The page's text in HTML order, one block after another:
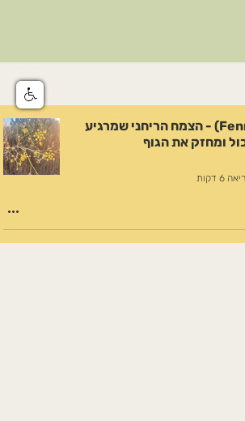
שומר-בר - (Fennel) - הצמח הריחני שמרגיע
ומחזק את הגוף
6 דקות